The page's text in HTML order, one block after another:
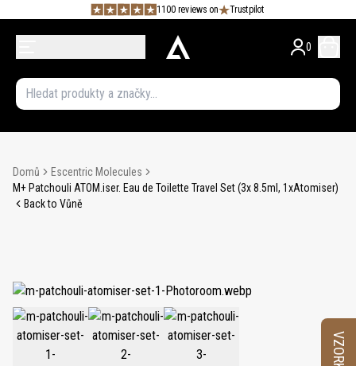
1100 reviews on Trustpilot
0
Domů
Escentric Molecules
M+ Patchouli ATOM.iser. Eau de Toilette Travel Set (3x 8.5ml, 1xAtomiser)
Back to Vůně